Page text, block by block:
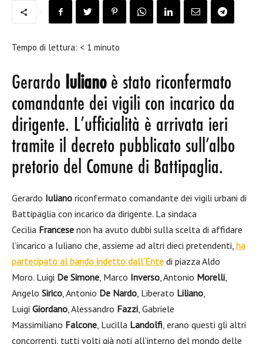
Tempo di lettura: < 1 minuto
Gerardo Iulianoè stato riconfermato
comandante dei vigili con incarico da
dirigente. L’ufficialità è arrivata ieri
tramite il decreto pubblicato sull’albo
pretorio del Comune di Battipaglia.
Gerardo Iuliano riconfermato comandante dei vigili urbani di
Battipaglia con incarico da dirigente. La sindaca
Cecilia Francese non ha avuto dubbi sulla scelta di affidare
l’incarico a Iuliano che, assieme ad altri dieci pretendenti, ha
partecipato al bando indetto dall’Ente di piazza Aldo
Moro. Luigi De Simone, Marco Inverso, Antonio Morelli,
Angelo Sirico, Antonio De Nardo, Liberato Liliano,
Luigi Giordano, Alessandro Fazzi, Gabriele
Massimiliano Falcone, Lucilla Landolfi, erano questi gli altri
concorrenti, tutti volti già noti all’interno del mondo delle